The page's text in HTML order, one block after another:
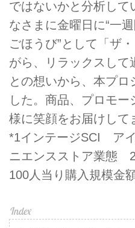
ではないかと分析して
なさまに金曜日に“一
ごほうび”として「ザ
がら、リラックスして
との想いから、本プロ
した。商品、プロモ
様に笑顔をお届けして
*1インテージSCI ア
ニエンスストア業態
100人当り購入規模金